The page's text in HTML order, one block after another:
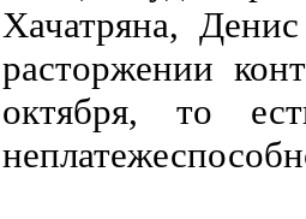
Хачатряна,
расторжении
октября, то